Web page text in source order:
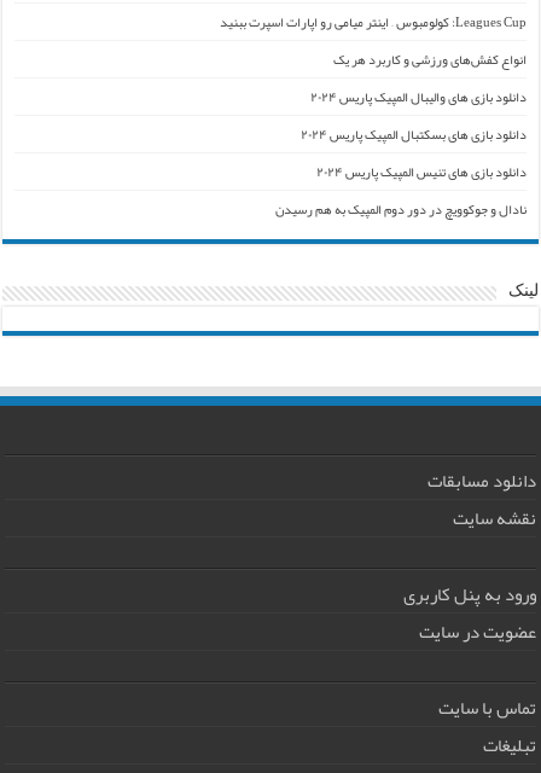
Leagues Cup: کولومبوس – اینتر میامی رو اپارات اسپرت ببنید
انواع کفش‌های ورزشی و کاربرد هر یک
دانلود بازی های والیبال المپیک پاریس ۲۰۲۴
دانلود بازی های بسکتبال المپیک پاریس ۲۰۲۴
دانلود بازی های تنیس المپیک پاریس ۲۰۲۴
نادال و جوکوویچ در دور دوم المپیک به هم رسیدن
لینک
دانلود مسابقات
نقشه سایت
ورود به پنل کاربری
عضویت در سایت
تماس با سایت
تبلیغات